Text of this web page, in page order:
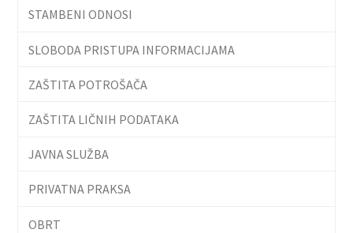
STAMBENI ODNOSI
SLOBODA PRISTUPA INFORMACIJAMA
ZAŠTITA POTROŠAČA
ZAŠTITA LIČNIH PODATAKA
JAVNA SLUŽBA
PRIVATNA PRAKSA
OBRT